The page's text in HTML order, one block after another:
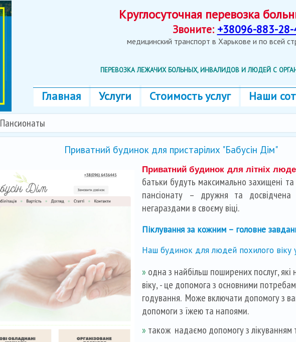
Круглосуточная перевозка
Звоните: +38096-883-28-
медицинский транспорт в Харькове и по всей
ПЕРЕВОЗКА ЛЕЖАЧИХ БОЛЬНЫХ, ИНВАЛИДОВ И ЛЮДЕЙ С
Главная Услуги Стоимость услуг Наши
Пансионаты
Приватний будинок для пристарілих "Бабусін Дім"
Приватний будинок для літніх
батьки будуть максимально захищені та
пансіонату – дружня та
негараздами в своєму віці.
Піклування за кожним – головне
Наш будинок для людей похилого віку
» одна з найбільш поширених послуг,
віку, - це допомога з основними
годування. Може включати допомогу з
допомоги з їжею та напоями.
» також надаємо допомогу з